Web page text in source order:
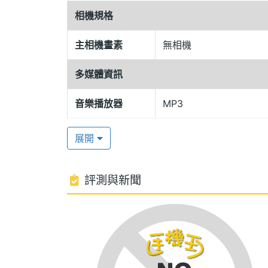
◎J95讓你以有色的眼光看朋友來電。你
32動感和絃
◎J95讓鈴聲不同凡響，以32動感和絃的
可設定來電保留音樂喔！
◎照片大小96＊72dots，相機重量約10g。
◎可自行拍攝美美的照片可設成待機畫面
方式傳至電腦給朋友看喔！
一名多筆通訊錄
◎當一般手機還只能用一個名字儲存一個
相機規格
主相機畫素 無相機
多媒體資訊
音樂播放器 MP3
鈴聲種類
主螢幕色彩 65536 色
展開
評測與新聞